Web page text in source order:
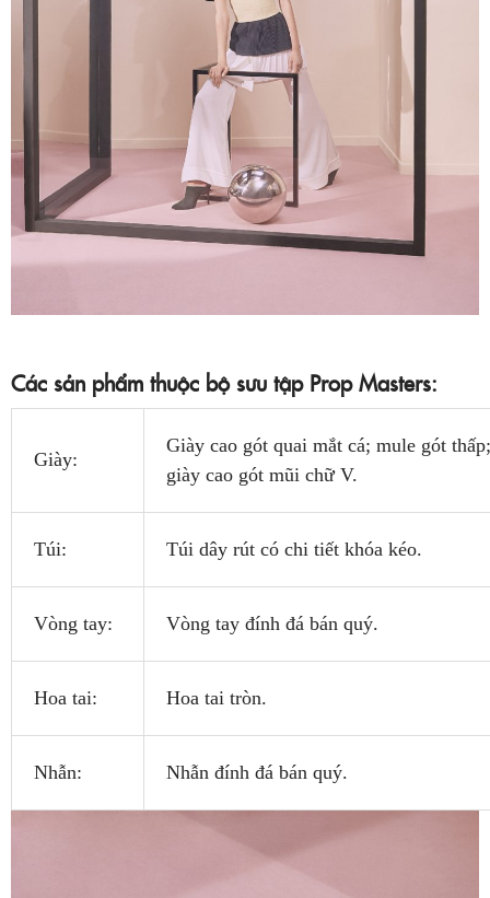
Các sản phẩm thuộc bộ sưu tập Prop Masters:
Giày:
Giày cao gót quai mắt cá; mule gót
giày cao gót mũi chữ V.
Túi: Túi dây rút có chi tiết khóa kéo.
Vòng tay: Vòng tay đính đá bán quý.
Hoa tai: Hoa tai tròn.
Nhẫn: Nhẫn đính đá bán quý.